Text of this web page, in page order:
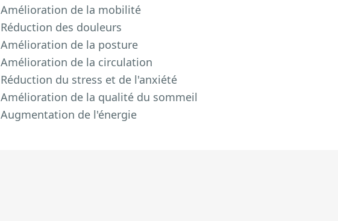
Amélioration de la mobilité
Réduction des douleurs
Amélioration de la posture
Amélioration de la circulation
Réduction du stress et de l'anxiété
Amélioration de la qualité du sommeil
Augmentation de l'énergie